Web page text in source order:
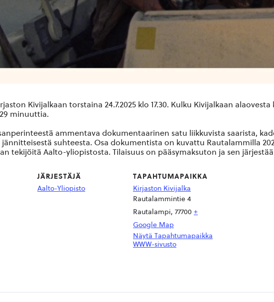
Kivijalkaan torstaina 24.7.2025 klo 17.30. Kulku Kivijalkaan alaovesta
minuuttia.
ammentava dokumentaarinen satu liikkuvista saarista,
suhteesta. Osa dokumentista on kuvattu Rautalammilla
tekijöitä Aalto-yliopistosta. Tilaisuus on pääsymaksuton ja sen
JÄRJESTÄJÄ
Aalto-Yliopisto
TAPAHTUMAPAIKKA
Kirjaston Kivijalka
Rautalammintie 4
Rautalampi, 77700 +
Google Map
Näytä Tapahtumapaikka
WWW-sivusto